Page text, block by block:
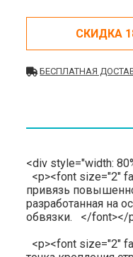
СКИДКА
БЕСПЛАТНАЯ
<div style="width:
<p><font size="2"
привязь
разработанная на
обвязки. </font></
<p><font size="2"